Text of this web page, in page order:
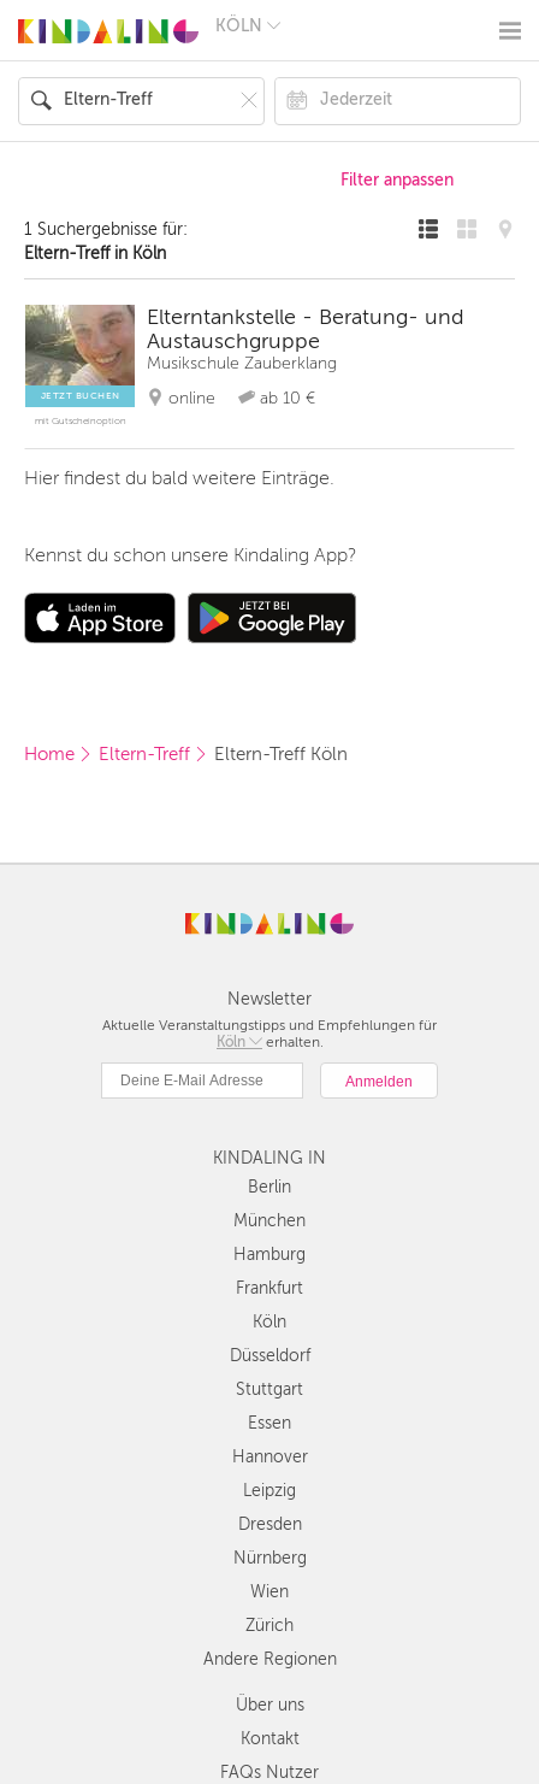
KÖLN
BERLIN
MÜNCHEN
HAMBURG
KÖLN
HANNOVER
LEIPZIG
DRESDEN
NÜRNBERG
WIEN
ZÜRICH
REGIONEN
1 Suchergebnisse für:
Eltern-Treff in Köln
JETZT BUCHEN
mit Gutscheinoption
Elterntankstelle - Beratung- und
Austauschgruppe
Musikschule Zauberklang
online
ab 10 €
Hier findest du bald weitere Einträge.
Kennst du schon unsere Kindaling App?
Home Eltern-Treff Eltern-Treff Köln
Newsletter
Aktuelle Veranstaltungstipps und Empfehlungen für
Köln
München
Hamburg
Nürnberg
erhalten.
KINDALING IN
Berlin
München
Hamburg
Frankfurt
Köln
Düsseldorf
Stuttgart
Essen
Hannover
Leipzig
Dresden
Nürnberg
Wien
Zürich
Andere Regionen
Über uns
Kontakt
FAQs Nutzer